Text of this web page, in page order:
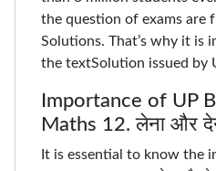
the question of exams are
Solutions. That’s why it is
the textSolution issued by
Importance of UP
Maths 12. लेना और
It is essential to know the